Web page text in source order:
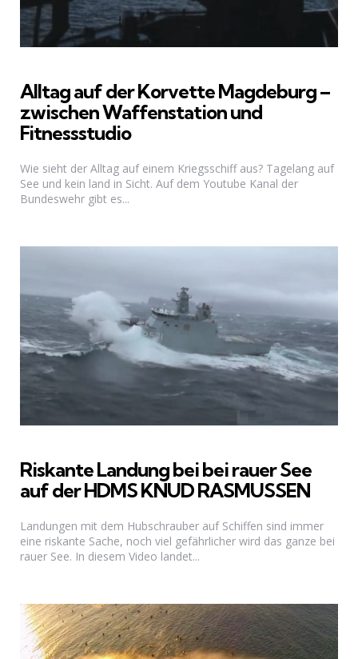
Alltag auf der Korvette Magdeburg –
zwischen Waffenstation und
Fitnessstudio
Wie sieht der Alltag auf einem Kriegsschiff aus? Tagelang auf
See und kein land in Sicht. Auf dem Youtube Kanal der
Bundeswehr gibt es...
Riskante Landung bei bei rauer See
auf der HDMS KNUD RASMUSSEN
Landungen mit dem Hubschrauber auf Schiffen sind immer
eine riskante Sache, noch viel gefährlicher wird das ganze bei
rauer See. In diesem Video landet...